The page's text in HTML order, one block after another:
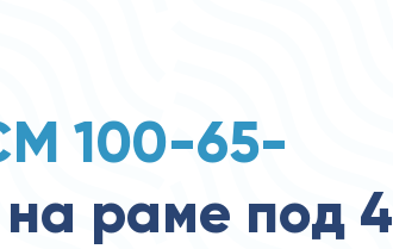
100-65-
на раме под 4